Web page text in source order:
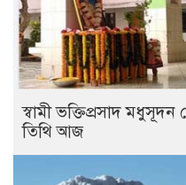
স্বামী ভক্তিপ্রসাদ মধুসূদন
তিথি আজ